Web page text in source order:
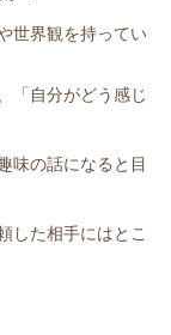
世界観を持ってい
「自分がどう感じ
味の話になると目
した相手にはとこ